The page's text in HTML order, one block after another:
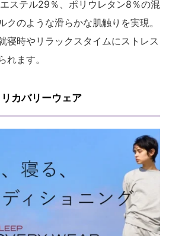
ステル29％、ポリウレタン8％の混
クのような滑らかな肌触りを実現。
寝時やリラックスタイムにストレス
れます。
カバリーウェア